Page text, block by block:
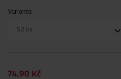
Varianta
52 ks
74.90 Kč